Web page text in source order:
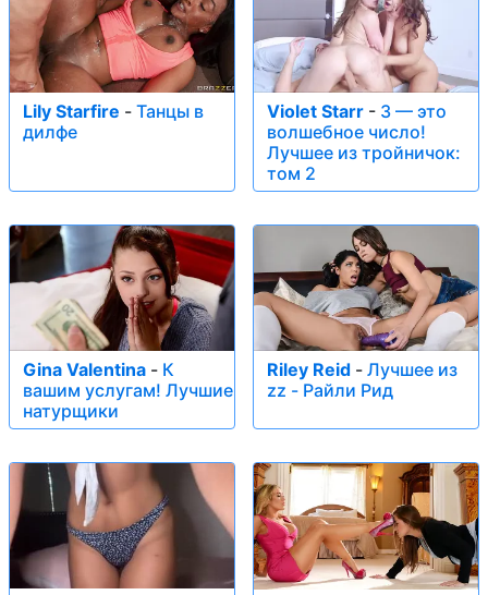
Lily Starfire - Танцы в
дилфе
Violet Starr - 3 — это
волшебное число!
Лучшее из тройничок:
том 2
Gina Valentina - К
вашим услугам! Лучшие
натурщики
Riley Reid - Лучшее из
zz - Райли Рид